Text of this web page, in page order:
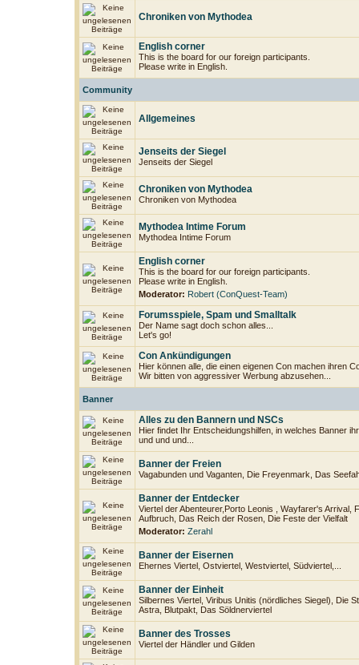
Chroniken von Mythodea
English corner
This is the board for our foreign participants.
Please write in English.
Community
Allgemeines
Jenseits der Siegel
Jenseits der Siegel
Chroniken von Mythodea
Chroniken von Mythodea
Mythodea Intime Forum
Mythodea Intime Forum
English corner
This is the board for our foreign participants.
Please write in English.
Moderator: Robert (ConQuest-Team)
Forumsspiele, Spam und Smalltalk
Der Name sagt doch schon alles...
Let's go!
Con Ankündigungen
Hier können alle, die einen eigenen Con machen ihren
Wir bitten von aggressiver Werbung abzusehen...
Banner
Alles zu den Bannern und NSCs
Hier findet Ihr Entscheidungshilfen, in welches Banner
und und und...
Banner der Freien
Vagabunden und Vaganten, Die Freyenmark, Das
Banner der Entdecker
Viertel der Abenteurer,Porto Leonis , Wayfarer's Arrival,
Aufbruch, Das Reich der Rosen, Die Feste der Vielfalt
Moderator: Zerahl
Banner der Eisernen
Ehernes Viertel, Ostviertel, Westviertel, Südviertel,...
Banner der Einheit
Silbernes Viertel, Viribus Unitis (nördliches Siegel), Die
Astra, Blutpakt, Das Söldnerviertel
Banner des Trosses
Viertel der Händler und Gilden